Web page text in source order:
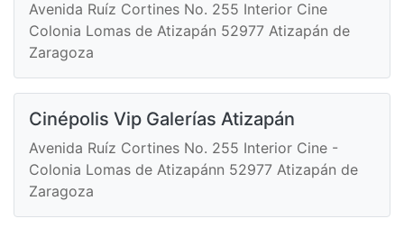
Avenida Ruíz Cortines No. 255 Interior Cine
Colonia Lomas de Atizapán 52977 Atizapán de
Zaragoza
Cinépolis Vip Galerías Atizapán
Avenida Ruíz Cortines No. 255 Interior Cine -
Colonia Lomas de Atizapánn 52977 Atizapán de
Zaragoza